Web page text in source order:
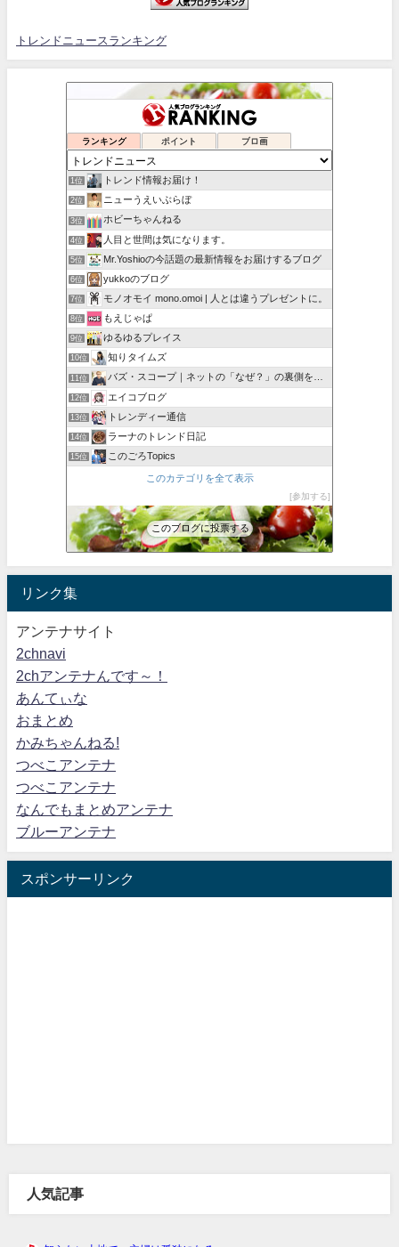
トレンドニュースランキング
ランキング ポイント ブロ画
1位 トレンド情報お届け！
2位 ニューうえいぶらぼ
3位 ホビーちゃんねる
4位 人目と世間は気になります。
5位 Mr.Yoshioの今話題の最新情報をお届けするブログ
6位 yukkoのブログ
7位 モノオモイ mono.omoi | 人とは違うプレゼントに。
8位 もえじゃぱ
9位 ゆるゆるプレイス
10位 知りタイムズ
11位 バズ・スコープ｜ネットの「なぜ？」の裏側を深掘り
12位 エイコブログ
13位 トレンディー通信
14位 ラーナのトレンド日記
15位 このごろTopics
このカテゴリを全て表示
参加する
このブログに投票する
リンク集
アンテナサイト
2chnavi
2chアンテナんです～！
あんてぃな
おまとめ
かみちゃんねる!
つべこアンテナ
つべこアンテナ
なんでもまとめアンテナ
ブルーアンテナ
スポンサーリンク
人気記事